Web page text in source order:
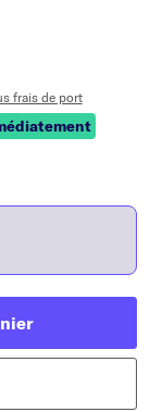
frais de port